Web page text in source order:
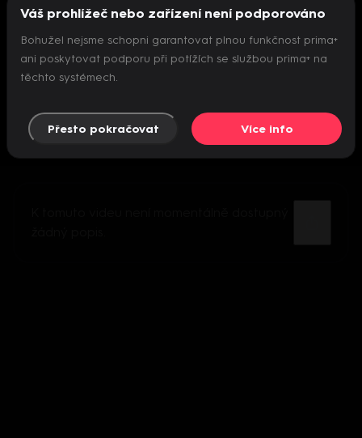
Nepodařilo se inicializovat přehrávač
Váš prohlížeč nebo zařízení není podporováno
Bohužel nejsme schopni garantovat plnou funkčnost prima+
ani poskytovat podporu při potížích se službou prima+ na
těchto systémech.
Přesto pokračovat Více info